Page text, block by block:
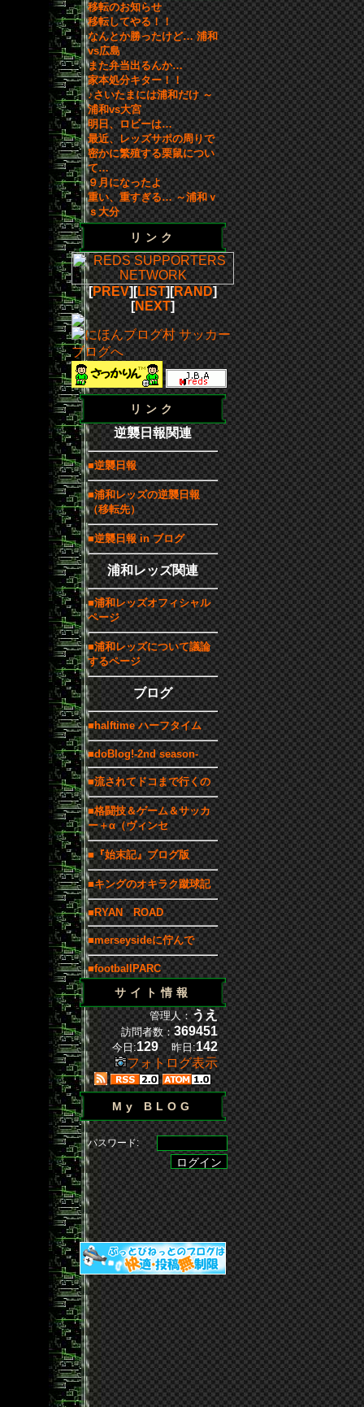
移転のお知らせ
移転してやる！！
なんとか勝ったけど… 浦和
vs広島
また弁当出るんか…
家本処分キター！！
♪さいたまには浦和だけ ～
浦和vs大宮
明日、ロビーは…
最近、レッズサポの周りで
密かに繁殖する栗鼠につい
て…
９月になったよ
重い、重すぎる… ～浦和ｖ
ｓ大分
リンク
[PREV][LIST][RAND]
[NEXT]
リンク
逆襲日報関連
■逆襲日報
■浦和レッズの逆襲日報
（移転先）
■逆襲日報 in ブログ
浦和レッズ関連
■浦和レッズオフィシャル
ページ
■浦和レッズについて議論
するページ
ブログ
■halftime ハーフタイム
■doBlog!-2nd season-
■流されてドコまで行くの
■格闘技＆ゲーム＆サッカ
ー＋α（ヴィンセ
■『始末記』ブログ版
■キングのオキラク蹴球記
■RYAN ROAD
■merseysideに佇んで
■footballPARC
サイト情報
管理人：うえ
訪問者数：369451
今日:129 昨日:142
フォトログ表示
My BLOG
パスワード: